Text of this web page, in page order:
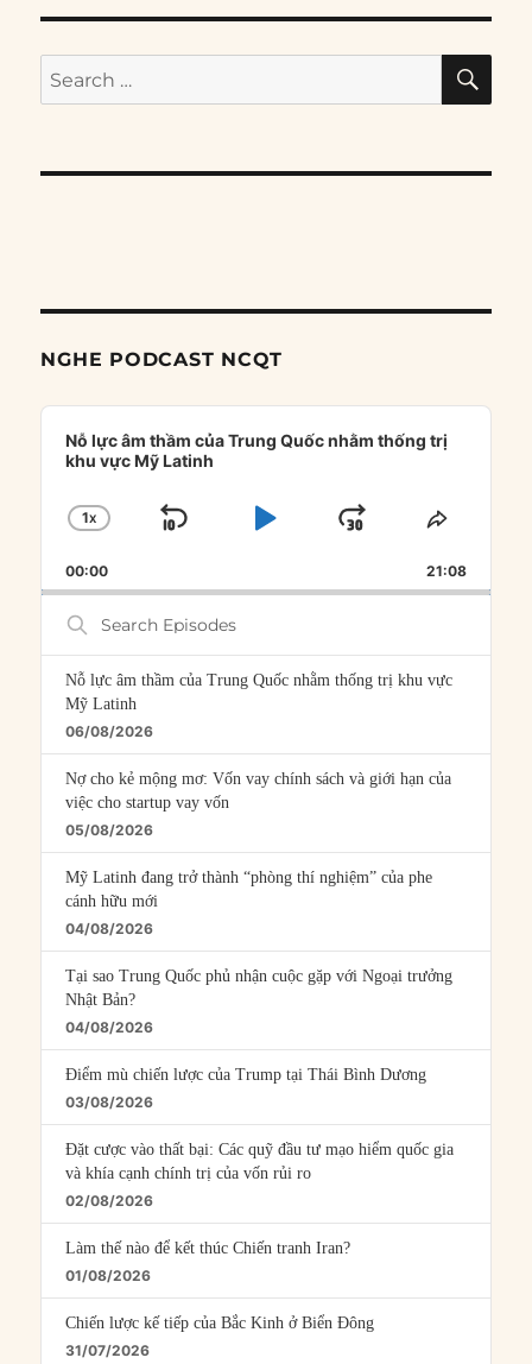
Search
for:
NGHE PODCAST NCQT
Audio
Player
Nỗ lực âm thầm của Trung Quốc nhằm thống trị
khu vực Mỹ Latinh
CHANGE
RATE
1X
SKIP
PLAYJUMP
FORWARD
SHARE
00:00 21:08
Search
Episodes
Nỗ lực âm thầm của Trung Quốc nhằm thống trị khu vực
Mỹ Latinh
06/08/2026
Nợ cho kẻ mộng mơ: Vốn vay chính sách và giới hạn của
việc cho startup vay vốn
05/08/2026
Mỹ Latinh đang trở thành “phòng thí nghiệm” của phe
cánh hữu mới
04/08/2026
Tại sao Trung Quốc phủ nhận cuộc gặp với Ngoại trưởng
Nhật Bản?
04/08/2026
Điểm mù chiến lược của Trump tại Thái Bình Dương
03/08/2026
Đặt cược vào thất bại: Các quỹ đầu tư mạo hiểm quốc gia
và khía cạnh chính trị của vốn rủi ro
02/08/2026
Làm thế nào để kết thúc Chiến tranh Iran?
01/08/2026
Chiến lược kế tiếp của Bắc Kinh ở Biển Đông
31/07/2026